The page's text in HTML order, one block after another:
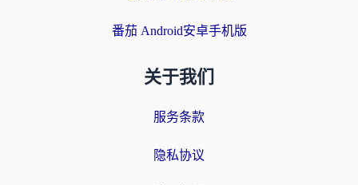
番茄 Android安卓手机版
关于我们
服务条款
隐私协议